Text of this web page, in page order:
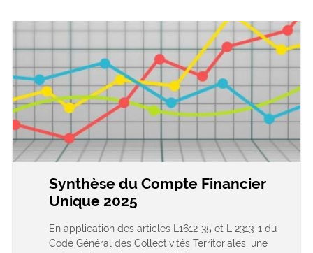
Synthèse du Compte Financier
Unique 2025
En application des articles L1612-35 et L 2313-1 du
Code Général des Collectivités Territoriales, une